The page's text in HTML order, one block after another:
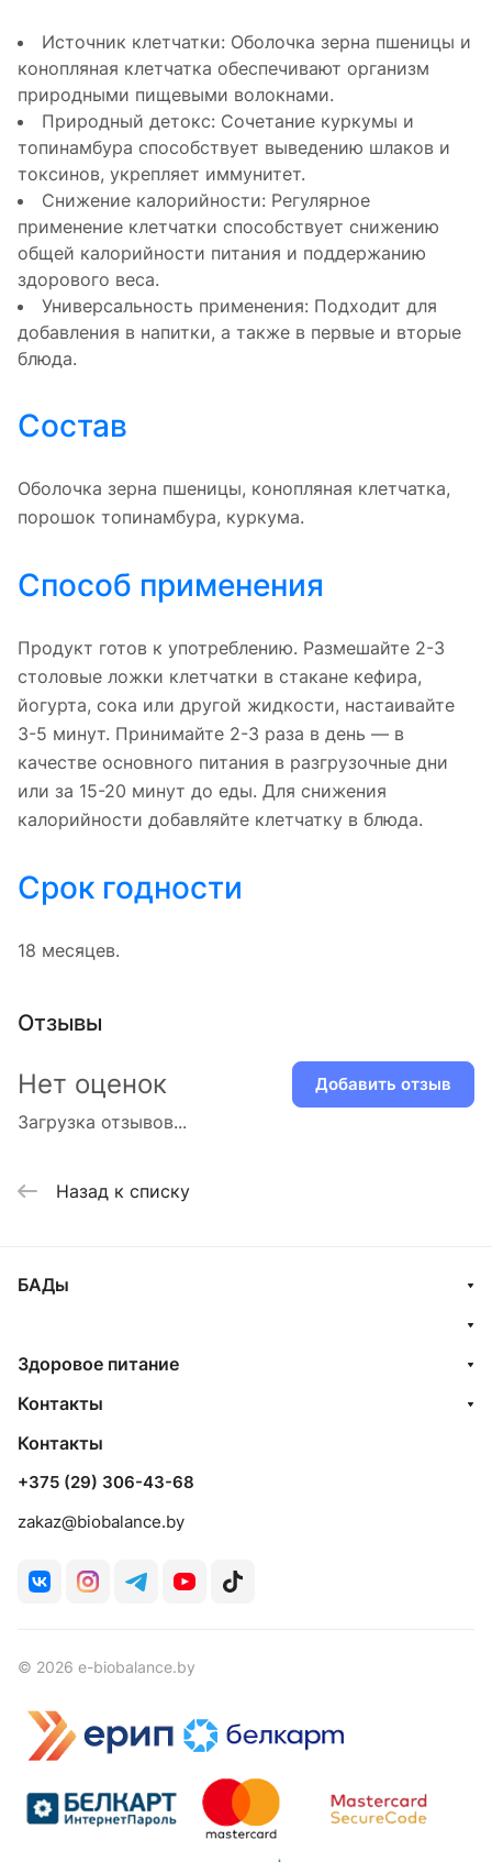
Источник клетчатки: Оболочка зерна пшеницы и
конопляная клетчатка обеспечивают организм
природными пищевыми волокнами.
Природный детокс: Сочетание куркумы и
топинамбура способствует выведению шлаков и
токсинов, укрепляет иммунитет.
Снижение калорийности: Регулярное
применение клетчатки способствует снижению
общей калорийности питания и поддержанию
здорового веса.
Универсальность применения: Подходит для
добавления в напитки, а также в первые и вторые
блюда.
Состав
Оболочка зерна пшеницы, конопляная клетчатка,
порошок топинамбура, куркума.
Способ применения
Продукт готов к употреблению. Размешайте 2-3
столовые ложки клетчатки в стакане кефира,
йогурта, сока или другой жидкости, настаивайте
3-5 минут. Принимайте 2-3 раза в день — в
качестве основного питания в разгрузочные дни
или за 15-20 минут до еды. Для снижения
калорийности добавляйте клетчатку в блюда.
Срок годности
18 месяцев.
Отзывы
Загрузка отзывов...
Нет оценок Добавить отзыв
Назад к списку
БАДы
Здоровое питание
Контакты
Контакты
+375 (29) 306-43-68
zakaz@biobalance.by
© 2026 e-biobalance.by